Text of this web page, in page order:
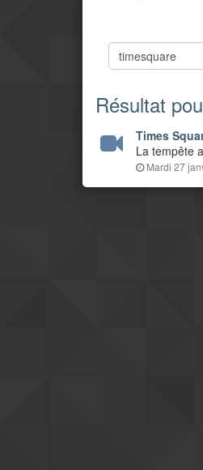
Résultat
Times
La tempête
Mardi 27